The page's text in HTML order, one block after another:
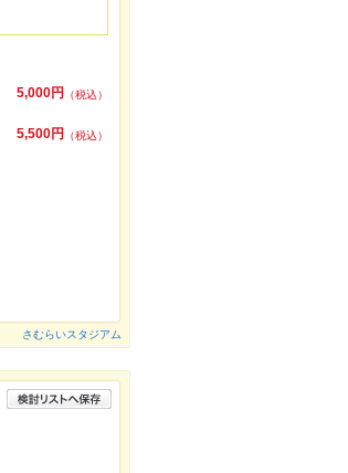
5,000円
（税込）
5,500円
（税込）
さむらいスタジアム